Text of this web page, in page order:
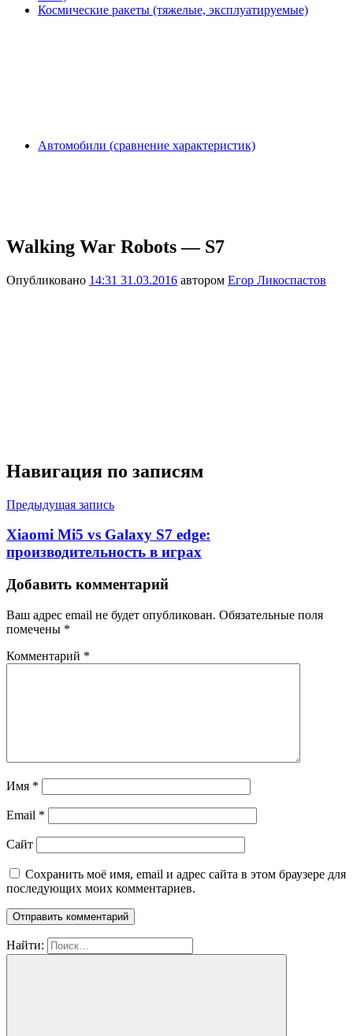
Космические ракеты (тяжелые, эксплуатируемые)
Автомобили (сравнение характеристик)
Walking War Robots — S7
Опубликовано 14:31 31.03.2016 автором Егор Ликоспастов
Навигация по записям
Предыдущая запись
Xiaomi Mi5 vs Galaxy S7 edge:
производительность в играх
Добавить комментарий
Ваш адрес email не будет опубликован. Обязательные поля
помечены *
Комментарий *
Имя *
Email *
Сайт
Сохранить моё имя, email и адрес сайта в этом браузере для
последующих моих комментариев.
Найти: